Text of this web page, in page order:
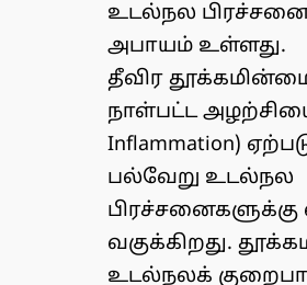
உடல்நல
அபாயம் உள்ளது.
தீவிர
நாள்பட்ட அழற்சியை
Inflammation)
பல்வேறு உடல்நல
பிரச்சனைகளுக்கு
வகுக்கிறது.
உடல்நலக்